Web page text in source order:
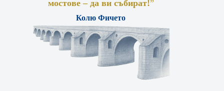
мостове – да ви събират!”
Колю Фичето